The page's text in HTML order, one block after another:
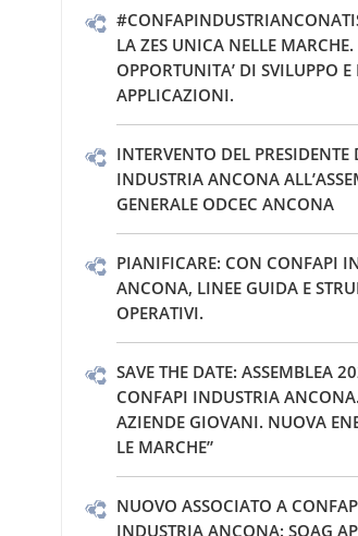
LA ZES UNICA NELLE MARCHE.
OPPORTUNITA’ DI SVILUPPO E
APPLICAZIONI.
INTERVENTO DEL
INDUSTRIA ANCONA
GENERALE ODCEC ANCONA
PIANIFICARE: CON CONFAPI
ANCONA, LINEE GUIDA E
OPERATIVI.
SAVE THE DATE: ASSEMBLEA
CONFAPI INDUSTRIA
AZIENDE GIOVANI. NUOVA
LE MARCHE”
NUOVO ASSOCIATO A
INDUSTRIA ANCONA: SOAG